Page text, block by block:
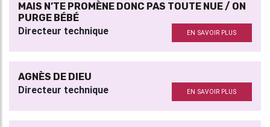
MAIS N’TE PROMÈNE DONC PAS TOUTE NUE / ON
PURGE BÉBÉ
Directeur technique EN SAVOIR PLUS
AGNÈS DE DIEU
Directeur technique EN SAVOIR PLUS